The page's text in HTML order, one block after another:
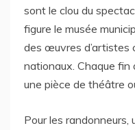
sont le clou du
figure le musée
des œuvres d’artistes
nationaux. Chaque fin
une pièce de théâtre
Pour les